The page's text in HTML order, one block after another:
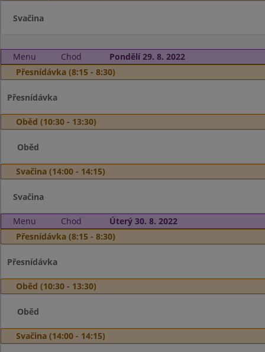
Svačina
Menu Chod
Pondělí 29. 8. 2022
Přesnídávka (8:15 - 8:30)
Přesnídávka
Oběd (10:30 - 13:30)
Oběd
Svačina (14:00 - 14:15)
Svačina
Menu Chod
Úterý 30. 8. 2022
Přesnídávka (8:15 - 8:30)
Přesnídávka
Oběd (10:30 - 13:30)
Oběd
Svačina (14:00 - 14:15)